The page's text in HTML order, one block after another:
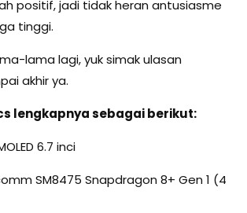
positif, jadi tidak heran antusiasme
tinggi.
lama lagi, yuk simak ulasan
akhir ya.
lengkapnya sebagai berikut:
6.7 inci
SM8475 Snapdragon 8+ Gen 1 (4